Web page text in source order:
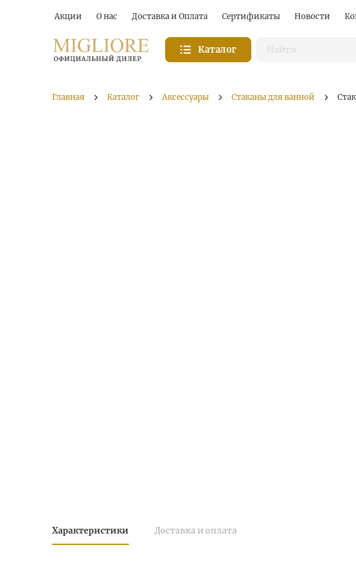
Акции О нас Доставка и Оплата Сертификаты Новости
Каталог
Главная Каталог Аксессуары Стаканы для ванной
Характеристики Доставка и оплата